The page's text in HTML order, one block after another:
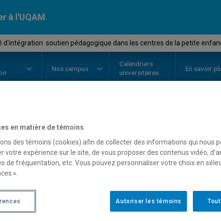
à l'UQAM
d'intégration: soutien pédagogique dans les centres de la petite
Nos campus
Calendriers
universitaires
En savoir
// FFM2650
Activité
pédagogique dans les
Description Horaire - Été 2026
en matière de témoins
des témoins (cookies) afin de collecter des informations qui nous
votre expérience sur le site, de vous proposer des contenus vidéo,
de fréquentation, etc. Vous pouvez personnaliser votre choix en
».
Autoriser les témoins